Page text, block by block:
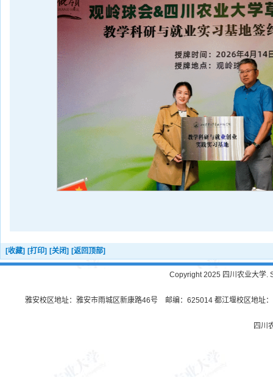
[收藏] [打印] [关闭] [返回顶部]
Copyright 2025 四川农业大学.
雅安校区地址：雅安市雨城区新康路46号 邮编：625014 都江堰校区地址
四川